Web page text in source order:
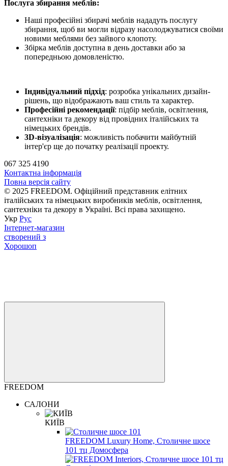
Послуга збирання меблів:
Наші професійні збирачі меблів нададуть послугу
збирання, щоб ви могли відразу насолоджуватися своїми
новими меблями без зайвого клопоту.
Збірка меблів доступна в день доставки або за
попередньою домовленістю.
Індивідуальний підхід: розробка унікальних дизайн-
рішень, що відображають ваш стиль та характер.
Професійні рекомендації: підбір меблів, освітлення,
сантехніки та декору від провідних італійських та
німецьких брендів.
3D-візуалізація: можливість побачити майбутній
інтер'єр ще до початку реалізації проекту.
067 325 4190
Контактна інформація
Повна версія сайту
© 2025 FREEDOM. Офіційний представник елітних
італійських та німецьких виробників меблів, освітлення,
сантехніки та декору в Україні. Всі права захищено.
Укр Рус
Інтернет-магазин
створений з
Хорошоп
FREEDOM
САЛОНИ
КИЇВ
FREEDOM Luxury Home, Столичне шосе
101 тц Домосфера